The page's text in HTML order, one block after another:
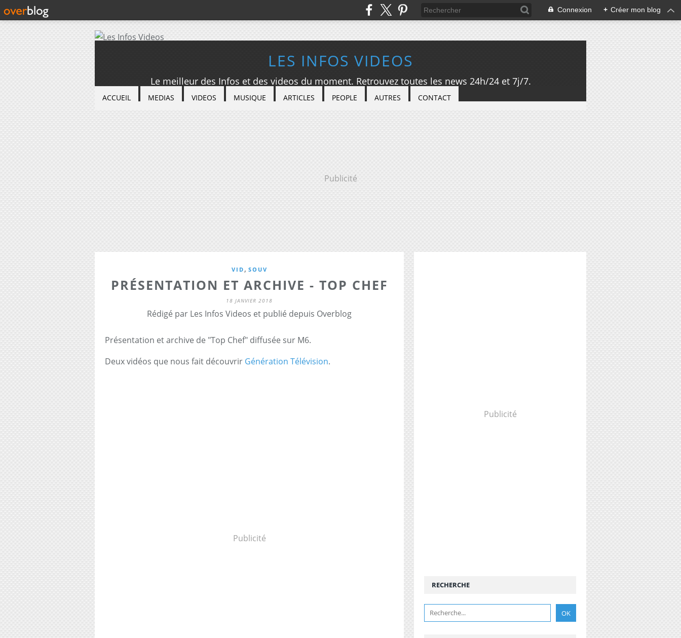
Connexion + Créer mon blog
LES INFOS VIDEOS
Le meilleur des Infos et des videos du moment. Retrouvez toutes les news 24h/24 et 7j/7.
ACCUEIL MEDIAS VIDEOS MUSIQUE ARTICLES PEOPLE AUTRES CONTACT
Publicité
VID , SOUV
PRÉSENTATION ET ARCHIVE - TOP CHEF
18 JANVIER 2018
Rédigé par Les Infos Videos et publié depuis Overblog
Présentation et archive de "Top Chef" diffusée sur M6.
Deux vidéos que nous fait découvrir Génération Télévision.
Publicité
Publicité
RECHERCHE